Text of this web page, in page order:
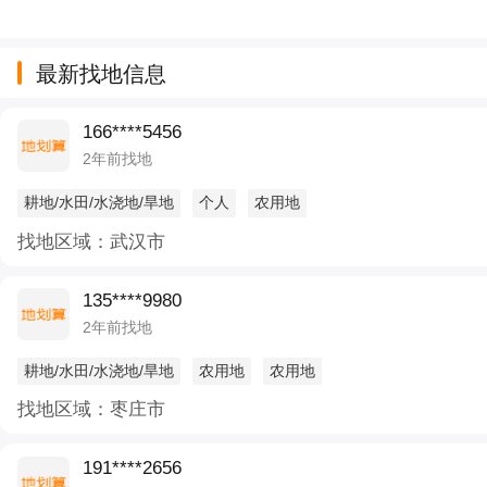
最新找地信息
166****5456
2年前找地
耕地/水田/水浇地/旱地 个人 农用地
找地区域：武汉市
135****9980
2年前找地
耕地/水田/水浇地/旱地 农用地 农用地
找地区域：枣庄市
191****2656